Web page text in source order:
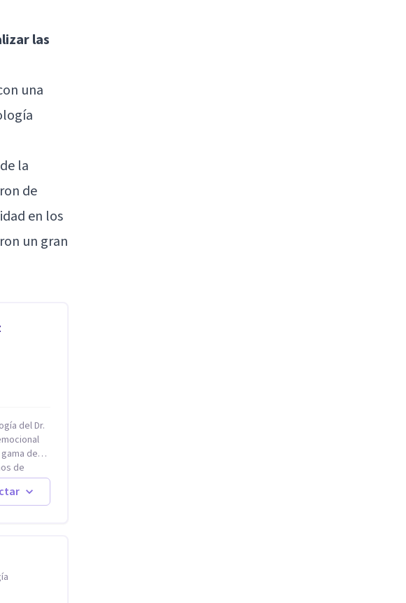
las
una
la
de
en los
un gran
del Dr.
de
de
el
mental.
Terapia